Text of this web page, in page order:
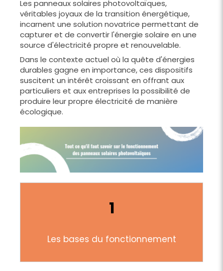
Les panneaux solaires photovoltaïques,
véritables joyaux de la transition énergétique,
incarnent une solution novatrice permettant de
capturer et de convertir l'énergie solaire en une
source d'électricité propre et renouvelable.
Dans le contexte actuel où la quête d'énergies
durables gagne en importance, ces dispositifs
suscitent un intérêt croissant en offrant aux
particuliers et aux entreprises la possibilité de
produire leur propre électricité de manière
écologique.
1
Les bases du fonctionnement